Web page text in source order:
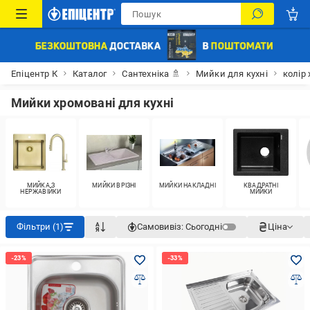
Епіцентр К Каталог Сантехніка 🚿 Мийки для кухні колір
Мийки хромовані для кухні
МИЙКА З
НЕРЖАВІЙКИ
МИЙКИ ВРІЗНІ МИЙКИ НАКЛАДНІ
КВАДРАТНІ
МИЙКИ
Фільтри (1) Самовивіз: Сьогодні Ціна